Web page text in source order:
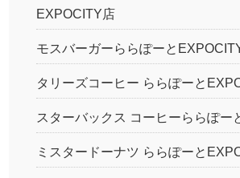
EXPOCITY店
モスバーガーららぽーと
タリーズコーヒー ららぽーと
スターバックス コーヒーららぽー
ミスタードーナツ ららぽーと